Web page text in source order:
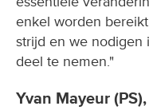
enkel worden
strijd en we nodigen
deel te nemen."
Yvan Mayeur